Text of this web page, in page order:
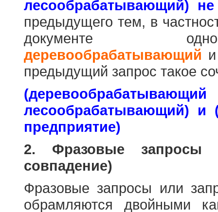
лесообрабатывающий) не
предыдущего тем, в
документе
деревообрабатывающий
предыдущий запрос такое
лесообрабатывающий) и
предприятие)
2. Фразовые запросы
совпадение)
Фразовые запросы или
обрамляются двойными